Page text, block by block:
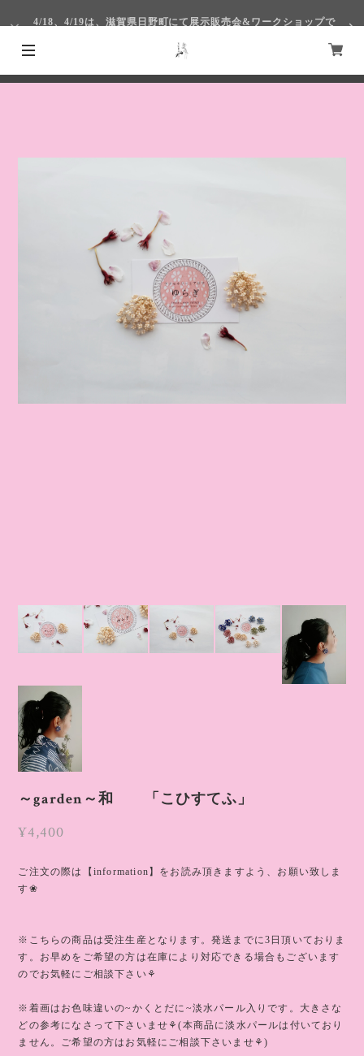
4/18、4/19は、滋賀県日野町にて展示販売会&ワークショップで
～garden～和 「こひすてふ」
¥4,400
ご注文の際は【information】をお読み頂きますよう、お願い致しま
す❀
※こちらの商品は受注生産となります。発送までに3日頂いておりま
す。お早めをご希望の方は在庫により対応できる場合もございます
のでお気軽にご相談下さい⚘
※着画はお色味違いの~かくとだに~淡水パール入りです。大きさな
どの参考になさって下さいませ⚘(本商品に淡水パールは付いており
ません。ご希望の方はお気軽にご相談下さいませ⚘)